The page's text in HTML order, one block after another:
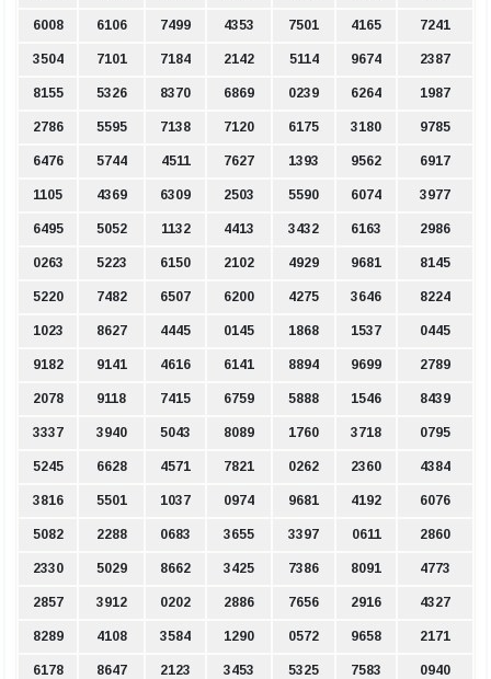
6008 6106 7499 4353 7501 4165 7241
3504 7101 7184 2142 5114 9674 2387
8155 5326 8370 6869 0239 6264 1987
2786 5595 7138 7120 6175 3180 9785
6476 5744 4511 7627 1393 9562 6917
1105 4369 6309 2503 5590 6074 3977
6495 5052 1132 4413 3432 6163 2986
0263 5223 6150 2102 4929 9681 8145
5220 7482 6507 6200 4275 3646 8224
1023 8627 4445 0145 1868 1537 0445
9182 9141 4616 6141 8894 9699 2789
2078 9118 7415 6759 5888 1546 8439
3337 3940 5043 8089 1760 3718 0795
5245 6628 4571 7821 0262 2360 4384
3816 5501 1037 0974 9681 4192 6076
5082 2288 0683 3655 3397 0611 2860
2330 5029 8662 3425 7386 8091 4773
2857 3912 0202 2886 7656 2916 4327
8289 4108 3584 1290 0572 9658 2171
6178 8647 2123 3453 5325 7583 0940